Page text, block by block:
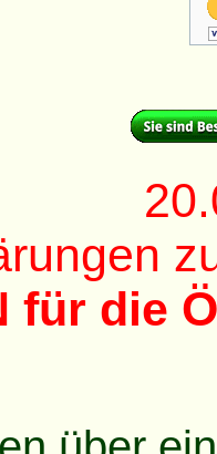
für die